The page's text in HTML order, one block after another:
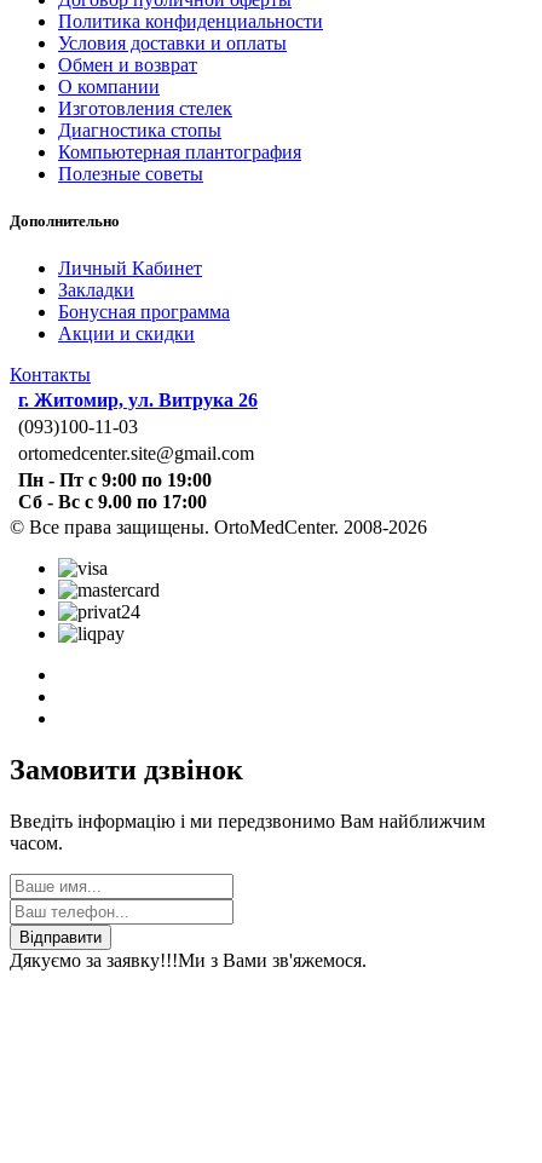
Политика конфиденциальности
Условия доставки и оплаты
Обмен и возврат
О компании
Изготовления стелек
Диагностика стопы
Компьютерная плантография
Полезные советы
Дополнительно
Личный Кабинет
Закладки
Бонусная программа
Акции и скидки
Контакты
г. Житомир, ул. Витрука 26
(093)100-11-03
ortomedcenter.site@gmail.com
Пн - Пт с 9:00 по 19:00
Сб - Вс с 9.00 по 17:00
© Все права защищены. OrtoMedCenter. 2008-2026
Замовити дзвінок
Введіть інформацію і ми передзвонимо Вам найближчим
часом.
Відправити
Дякуємо за заявку!!!Ми з Вами зв'яжемося.